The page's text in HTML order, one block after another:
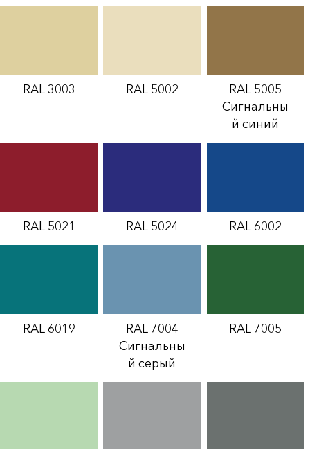
RAL 3003 RAL 5002
RAL 5005
Сигнальны
й синий
RAL 5021 RAL 5024 RAL 6002
RAL 6019
RAL 7004
Сигнальны
й серый
RAL 7005